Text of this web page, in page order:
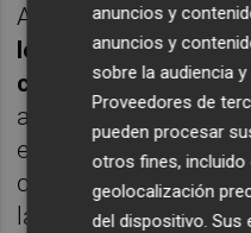
Aunquesi hay algo
les ha dado la fama
como sus arroces.
anguila al horno;
encebollado de
cordero y anguila o
la albufera y
anuncios y
anuncios y
sobre la audiencia
Proveedores de
pueden procesar
otros fines,
geolocalización
del dispositivo. Sus